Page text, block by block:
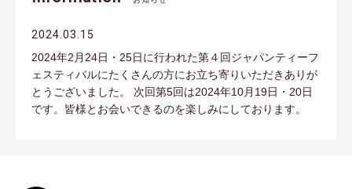
2024.03.15
2024年2月24日・25日に行われた第４回ジャパンティーフ
ェスティバルにたくさんの方にお立ち寄りいただきありが
とうございました。 次回第5回は2024年10月19日・20日
です。皆様とお会いできるのを楽しみにしております。